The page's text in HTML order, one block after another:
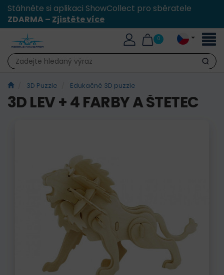
Stáhněte si aplikaci ShowCollect pro sběratele
ZDARMA – Zjistěte více
0
Hledat
3D Puzzle Edukačné 3D puzzle
3D LEV + 4 FARBY A ŠTETEC